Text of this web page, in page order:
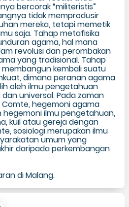
bercorak “militeristis”
tidak memprodusir
mereka, tetapi memetik
saja. Tahap metafisika
agama, hal mana
revolusi dan perombakan
yang tradisional. Tahap
kembali suatu
dimana peranan agama
oleh ilmu pengetahuan
universal. Pada zaman
hegemoni agama
ilmu pengetahuan,
kuil atau gereja dengan
sosiologi merupakan ilmu
umum yang
daripada perkembangan
di Malang.